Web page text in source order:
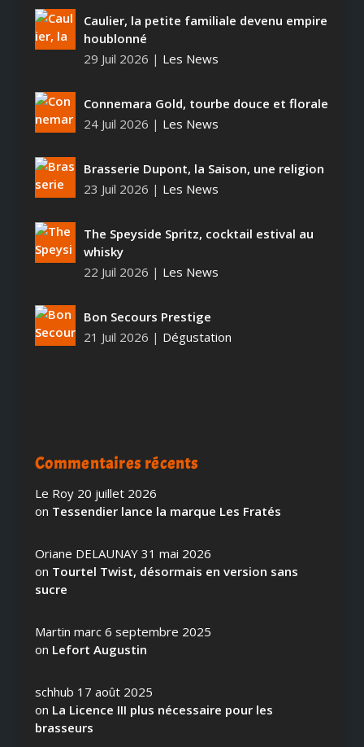
Caulier, la petite familiale devenu empire
houblonné
29 Juil 2026 | Les News
Connemara Gold, tourbe douce et florale
24 Juil 2026 | Les News
Brasserie Dupont, la Saison, une religion
23 Juil 2026 | Les News
The Speyside Spritz, cocktail estival au
whisky
22 Juil 2026 | Les News
Bon Secours Prestige
21 Juil 2026 | Dégustation
Commentaires récents
Le Roy 20 juillet 2026
on Tessendier lance la marque Les Fratés
Oriane DELAUNAY 31 mai 2026
on Tourtel Twist, désormais en version sans
sucre
Martin marc 6 septembre 2025
on Lefort Augustin
schhub 17 août 2025
on La Licence III plus nécessaire pour les
brasseurs